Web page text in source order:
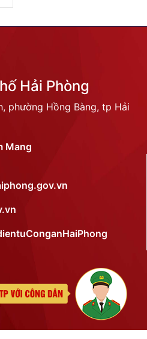
Hải Phòng
phường Hồng Bàng, tp Hải
phố